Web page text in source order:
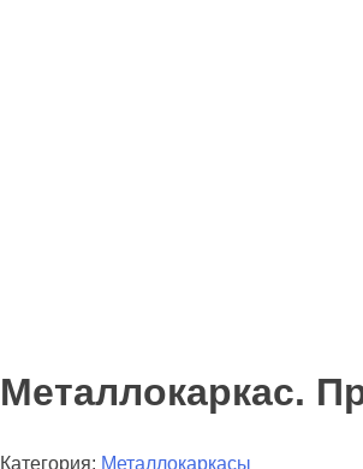
Металлокаркас.
Категория: Металлокаркасы